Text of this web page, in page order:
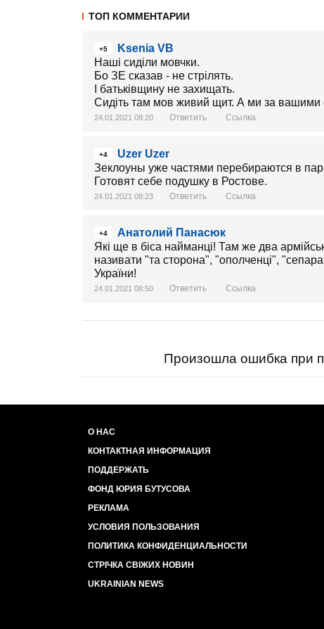
ТОП КОММЕНТАРИИ
+5
Ksenia VB
Наші сиділи мовчки.
Бо ЗЕ сказав - не стрілять.
І батьківщину не захищать.
Сидіть там мов живий щит. А ми за вашими
24.01.2021 08:20 Ответить Ссылка
+4
Uzer Uzer
Зеклоуны уже частями перебираются в
Готовят себе подушку в Ростове.
24.01.2021 08:23 Ответить Ссылка
+4
Анатолий Панасюк
Які ще в біса найманці! Там же два
називати "та сторона", "ополченці",
України!
24.01.2021 08:50 Ответить Ссылка
Произошла ошибка при
О НАС
КОНТАКТНАЯ ИНФОРМАЦИЯ
ПОДДЕРЖАТЬ
ФОНД ЮРИЯ БУТУСОВА
РЕКЛАМА
УСЛОВИЯ ПОЛЬЗОВАНИЯ
ПОЛИТИКА КОНФИДЕНЦИАЛЬНОСТИ
СТРІЧКА СВІЖИХ НОВИН
UKRAINIAN NEWS